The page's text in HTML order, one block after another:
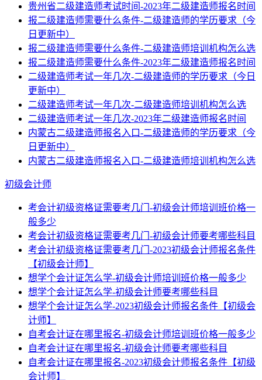
贵州省二级建造师考试时间-2023年二级建造师报名时间
报二级建造师需要什么条件-二级建造师的学历要求（今
日更新中）
报二级建造师需要什么条件-二级建造师培训机构怎么选
报二级建造师需要什么条件-2023年二级建造师报名时间
二级建造师考试一年几次-二级建造师的学历要求（今日
更新中）
二级建造师考试一年几次-二级建造师培训机构怎么选
二级建造师考试一年几次-2023年二级建造师报名时间
内蒙古二级建造师报名入口-二级建造师的学历要求（今
日更新中）
内蒙古二级建造师报名入口-二级建造师培训机构怎么选
初级会计师
考会计初级资格证需要考几门-初级会计师培训班价格一
般多少
考会计初级资格证需要考几门-初级会计师要考哪些科目
考会计初级资格证需要考几门-2023初级会计师报名条件
【初级会计师】
想学个会计证怎么学-初级会计师培训班价格一般多少
想学个会计证怎么学-初级会计师要考哪些科目
想学个会计证怎么学-2023初级会计师报名条件【初级会
计师】
自考会计证在哪里报名-初级会计师培训班价格一般多少
自考会计证在哪里报名-初级会计师要考哪些科目
自考会计证在哪里报名-2023初级会计师报名条件【初级
会计师】